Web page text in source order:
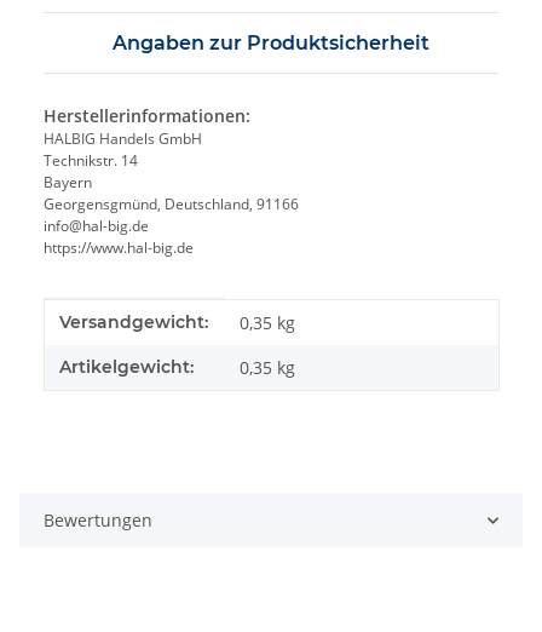
Angaben zur Produktsicherheit
Herstellerinformationen:
HALBIG Handels GmbH
Technikstr. 14
Bayern
Georgensgmünd, Deutschland, 91166
info@hal-big.de
https://www.hal-big.de
Produkteigenschaft
Wert
Versandgewicht: 0,35 kg
Artikelgewicht: 0,35 kg
Bewertungen